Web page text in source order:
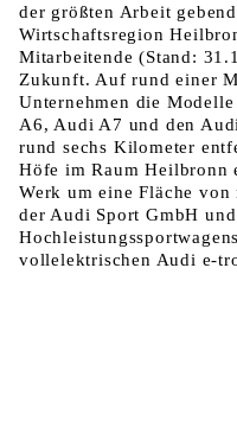
der größten Arbeit
Wirtschaftsregion
Mitarbeitende (Stand:
Zukunft. Auf rund einer
Unternehmen die
A6, Audi A7 und den
rund sechs Kilometer
Höfe im Raum Heilbronn
Werk um eine Fläche
der Audi Sport GmbH
vollelektrischen Audi e-